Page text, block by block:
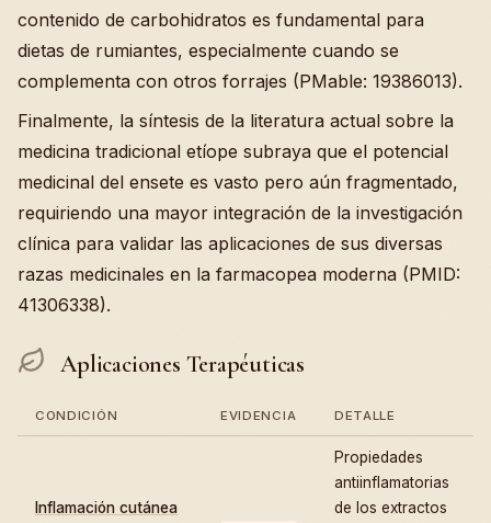
contenido de carbohidratos es fundamental para
dietas de rumiantes, especialmente cuando se
complementa con otros forrajes (PMable: 19386013).
Finalmente, la síntesis de la literatura actual sobre la
medicina tradicional etíope subraya que el potencial
medicinal del ensete es vasto pero aún fragmentado,
requiriendo una mayor integración de la investigación
clínica para validar las aplicaciones de sus diversas
razas medicinales en la farmacopea moderna (PMID:
41306338).
Aplicaciones Terapéuticas
CONDICIÓN EVIDENCIA DETALLE
Inflamación cutánea
Propiedades
antiinflamatorias
de los extractos